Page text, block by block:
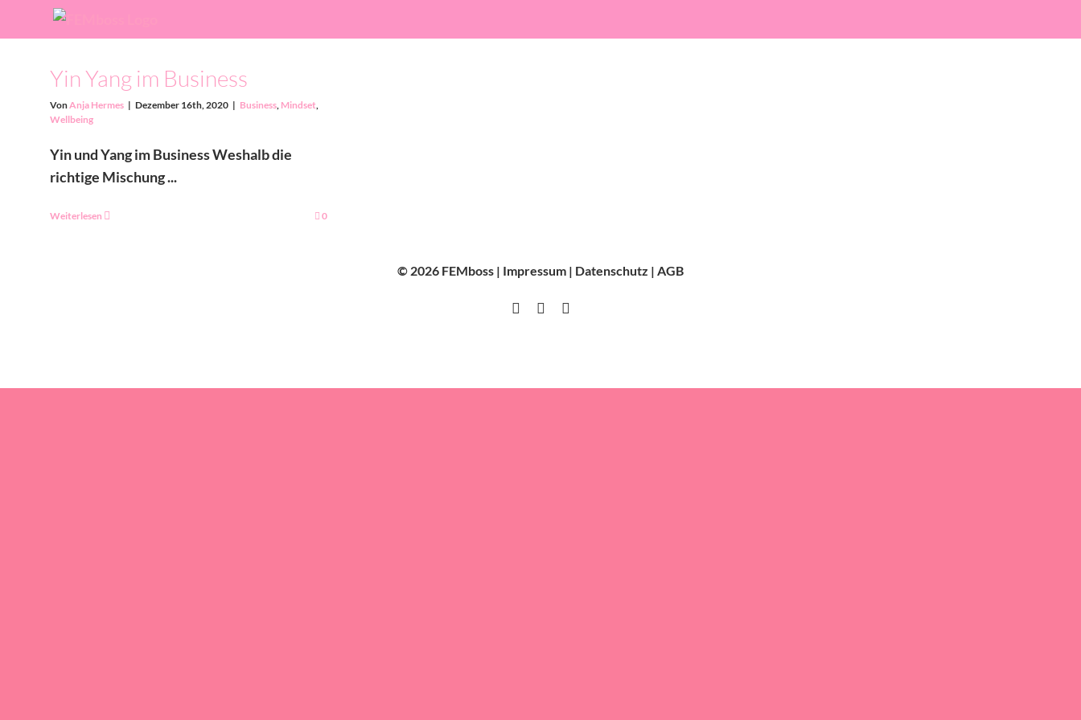
Yin Yang im Business
VonAnja Hermes | Dezember 16th, 2020 | Business, Mindset,
Wellbeing
Yin und Yang im Business Weshalb die
richtige Mischung ...
Weiterlesen 0
© 2026 FEMboss | Impressum | Datenschutz | AGB
InstagramFacebook